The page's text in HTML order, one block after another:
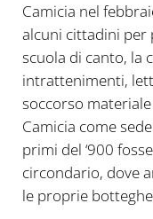
Camicia nel
alcuni cittadini per
scuola di canto, la
intrattenimenti,
soccorso materiale
Camicia come
primi del ‘900
circondario, dove
le proprie